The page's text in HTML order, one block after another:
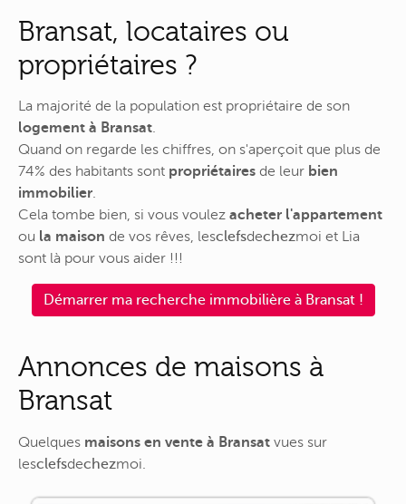
Bransat, locataires ou
propriétaires ?
La majorité de la population est propriétaire de son
logement à Bransat.
Quand on regarde les chiffres, on s'aperçoit que plus de
74% des habitants sont propriétaires de leur bien
immobilier.
Cela tombe bien, si vous voulez acheter l'appartement
ou la maison de vos rêves, lesclefsdechezmoi et Lia
sont là pour vous aider !!!
Démarrer ma recherche immobilière à Bransat !
Annonces de maisons à
Bransat
Quelques maisons en vente à Bransat vues sur
lesclefsdechezmoi.